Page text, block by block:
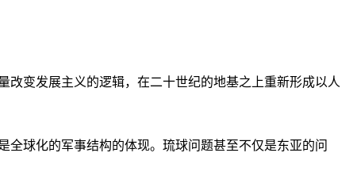
变发展主义的逻辑，在二十世纪的地基之上重新形成以人
球化的军事结构的体现。琉球问题甚至不仅是东亚的问